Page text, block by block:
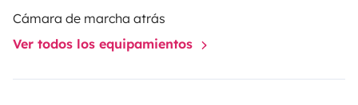
Nevera Webasto Elegance 85 litros
Cámara de marcha atrás
Ver todos los equipamientos